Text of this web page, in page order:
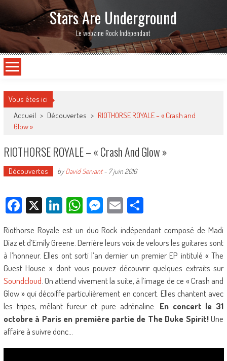
Stars Are Underground
Le webzine Rock Indépendant
Vous êtes ici
Accueil > Découvertes > RIOTHORSE ROYALE – « Crash and
Glow »
RIOTHORSE ROYALE – « Crash And Glow »
Découvertes byDavid Servant- 7 juin 2016
Facebook
X LinkedIn
WhatsApp
Messenger
EmailPartager
Riothorse Royale est un duo Rock indépendant composé de Madi
Diaz et d’Emily Greene. Derrière leurs voix de velours les guitares sont
à l’honneur. Elles ont sorti l’an dernier un premier EP intitulé « The
Guest House » dont vous pouvez découvrir quelques extraits sur
Soundcloud . On attend vivement la suite, à l’image de ce « Crash and
Glow » qui décoiffe particulièrement en concert. Elles chantent avec
les tripes, mêlant fureur et pure adrénaline. En concert le 31
octobre à Paris en première partie de The Duke Spirit!Une
affaire à suivre donc…